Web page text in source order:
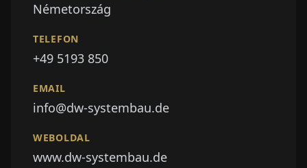
Németország
TELEFON
+49 5193 850
EMAIL
info@dw-systembau.de
WEBOLDAL
www.dw-systembau.de